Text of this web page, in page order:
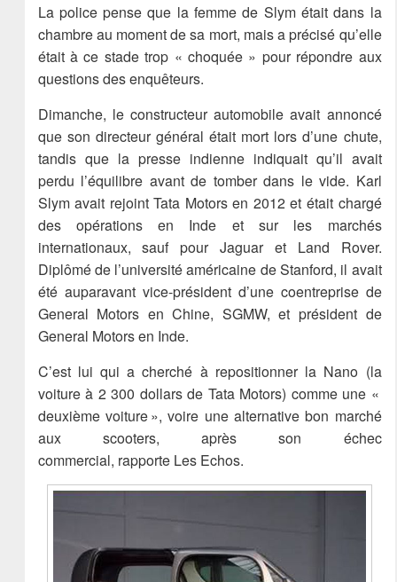
La police pense que la femme de Slym était dans la
chambre au moment de sa mort, mais a précisé qu’elle
était à ce stade trop « choquée » pour répondre aux
questions des enquêteurs.
Dimanche, le constructeur automobile avait annoncé
que son directeur général était mort lors d’une chute,
tandis que la presse indienne indiquait qu’il avait
perdu l’équilibre avant de tomber dans le vide. Karl
Slym avait rejoint Tata Motors en 2012 et était chargé
des opérations en Inde et sur les marchés
internationaux, sauf pour Jaguar et Land Rover.
Diplômé de l’université américaine de Stanford, il avait
été auparavant vice-président d’une coentreprise de
General Motors en Chine, SGMW, et président de
General Motors en Inde.
C’est lui qui a cherché à repositionner la Nano (la
voiture à 2 300 dollars de Tata Motors) comme une «
deuxième voiture », voire une alternative bon marché
aux scooters, après son échec
commercial, rapporte Les Echos.